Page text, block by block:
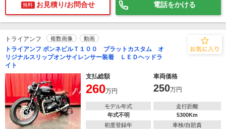
無料 お見積り/お問合せ 電話をかける
トライアンフ 複数画像 動画
トライアンフ ボンネビルＴ１００ ブラットカスタム オ
リジナルスリップオンサイレンサー装着 ＬＥＤヘッドラ
イト
支払総額
車両価格
260万円 250万円
モデル年式
年式不明
走行距離
5300Km
初度登録年
車検/自賠責